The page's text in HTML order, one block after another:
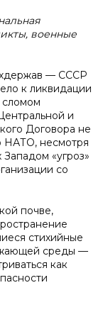
военные
— СССР
к ликвидации
сломом
и
Договора не
НАТО, несмотря
«угроз»
со
почве,
стихийные
среды —
как